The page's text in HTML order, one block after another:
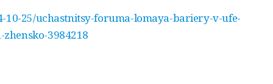
10-25/uchastnitsy-foruma-lomaya-bariery-v-ufe-
3984218